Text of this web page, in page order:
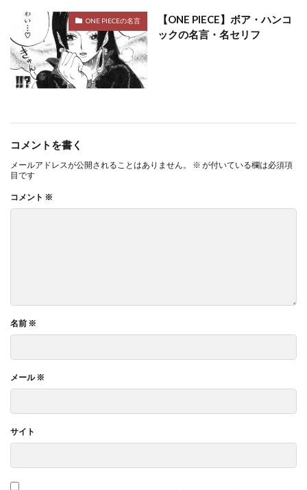
ONE PIECEの名言
【ONE PIECE】ボア・ハンコ
ックの名言・名セリフ
コメントを書く
メールアドレスが公開されることはありません。 ※ が付いている欄は必須項
目です
コメント ※
名前 ※
メール※
サイト